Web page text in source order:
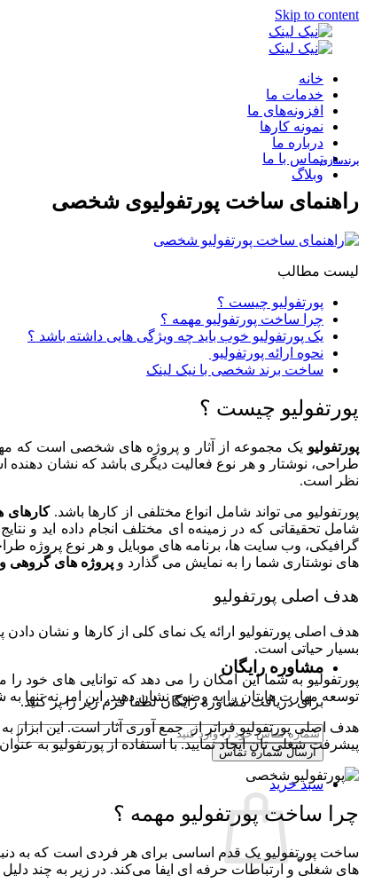
Skip to content
خانه
خدمات ما
طراحی و پشتیبانی وب سایت
طراحی وب سایت شرکتی
پشتیبانی وب سایت
طراحی وب سایت فروشگاهی
مشاهده صفحه خدمات طراحی سایت
فروشگاه
افزونه فرم ساز نمایشگاهی
مشاهده فروشگاه خدمات طراحی سایت
بازاریابی موتورهای جستجو
سئو (SEO)
مشاهده صفحه خدمات طراحی سایت
افزونه‌های ما
نمونه کارها
درباره ما
تماس با ما
وبلاگ
مشاوره رایگان
برای دریافت مشاوره رایگان لطفا فرم زیر را پر کنید.
سبد خرید
برندسازی
راهنمای ساخت پورتفولیوی شخصی
لیست مطالب
پورتفولیو چیست ؟
چرا ساخت پورتفولیو مهمه ؟
یک پورتفولیو خوب باید چه ویژگی هایی داشته باشد ؟
نحوه ارائه پورتفولیو
ساخت برند شخصی با نیک لینک
پورتفولیو چیست ؟
پورتفولیو یک مجموعه از آثار و پروژه‌ های شخصی است که
طراحی، نوشتار و هر نوع فعالیت دیگری باشد که نشان‌ دهنده
نظر است.
پورتفولیو می‌ تواند شامل انواع مختلفی از کارها باشد.کارهای
شامل تحقیقاتی که در زمینه‌ه ای مختلف انجام داده‌ اید و
گرافیکی، وب‌ سایت‌ ها، برنامه‌ های موبایل و هر نوع
های نوشتاری شما را به نمایش می‌ گذارد و پروژه‌ های گروهی
هدف اصلی پورتفولیو
هدف اصلی پورتفولیو ارائه یک نمای کلی از کارها و نشان
بسیار حیاتی است.
پورتفولیو به شما این امکان را می‌ دهد که توانایی‌ های خود
توسعه مهارت‌ هایتان را به وضوح نشان دهید. این امر نه‌
هدف اصلی پورتفولیو فراتر از جمع‌ آوری آثار است. این
پیشرفت شغلی‌ تان ایجاد نمایید. با استفاده از پورتفولیو به‌
چرا ساخت پورتفولیو مهمه ؟
ساخت پورتفولیو یک قدم اساسی برای هر فردی است که به
های شغلی و ارتباطات حرفه‌ ای ایفا می‌کند. در زیر به چند